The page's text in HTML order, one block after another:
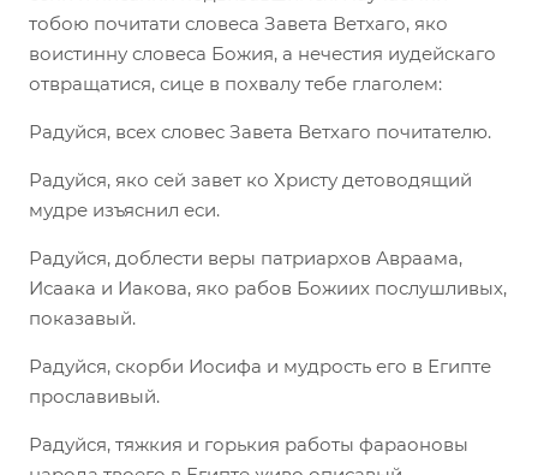
тобою почитати словеса Завета Ветхаго, яко
воистинну словеса Божия, а нечестия иудейскаго
отвращатися, сице в похвалу тебе глаголем:
Радуйся, всех словес Завета Ветхаго почитателю.
Радуйся, яко сей завет ко Христу детоводящий
мудре изъяснил еси.
Радуйся, доблести веры патриархов Авраама,
Исаака и Иакова, яко рабов Божиих послушливых,
показавый.
Радуйся, скорби Иосифа и мудрость его в Египте
прославивый.
Радуйся, тяжкия и горькия работы фараоновы